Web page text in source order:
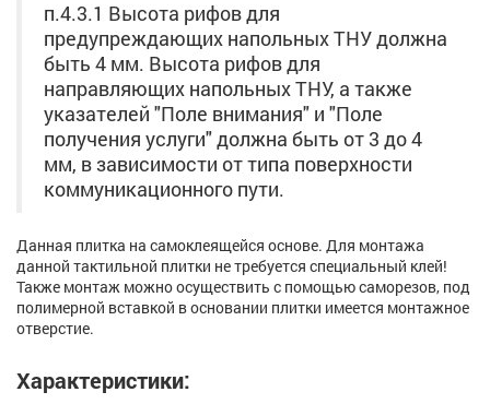
п.4.3.1 Высота рифов для
предупреждающих напольных ТНУ должна
быть 4 мм. Высота рифов для
направляющих напольных ТНУ, а также
указателей "Поле внимания" и "Поле
получения услуги" должна быть от 3 до 4
мм, в зависимости от типа поверхности
коммуникационного пути.
Данная плитка на самоклеящейся основе. Для монтажа
данной тактильной плитки не требуется специальный клей!
Также монтаж можно осуществить с помощью саморезов, под
полимерной вставкой в основании плитки имеется монтажное
отверстие.
Характеристики: